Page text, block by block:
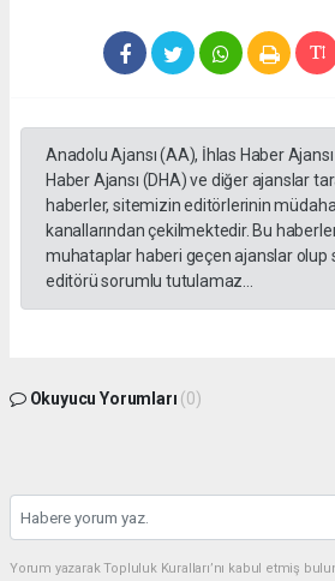
Anadolu Ajansı (AA), İhlas Haber
Haber Ajansı (DHA) ve diğer ajanslar
haberler, sitemizin editörlerinin
kanallarından çekilmektedir. Bu
muhataplar haberi geçen ajanslar olup
editörü sorumlu tutulamaz...
Okuyucu Yorumları (0)
Yorum yazarak Topluluk Kuralları’nı kabul etmiş